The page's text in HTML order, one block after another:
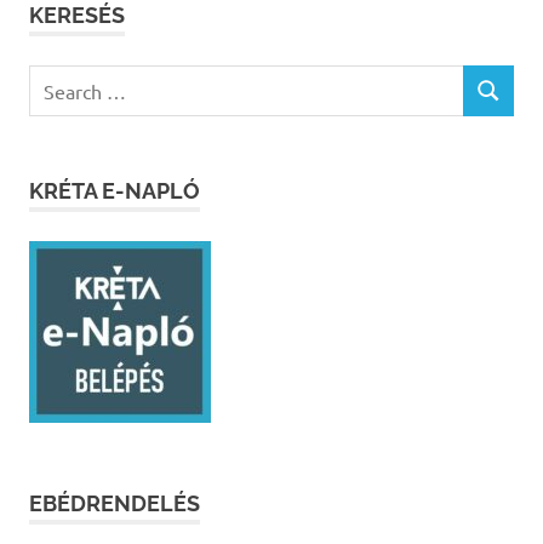
KERESÉS
for:
SEARCH
KRÉTA E-NAPLÓ
EBÉDRENDELÉS